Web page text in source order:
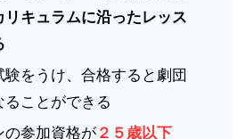
リキュラムに沿ったレッス
をうけ、合格すると劇団
ることができる
の参加資格が ２５歳以下